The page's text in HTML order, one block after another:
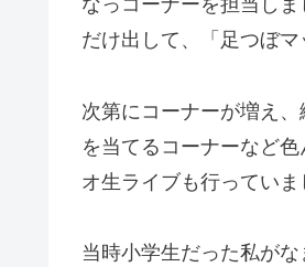
なっコーナーを担当し
だけ出して、「足つぼ
次第にコーナーが増え
を当てるコーナーなど
オ生ライブも行っていま
当時小学生だった私が